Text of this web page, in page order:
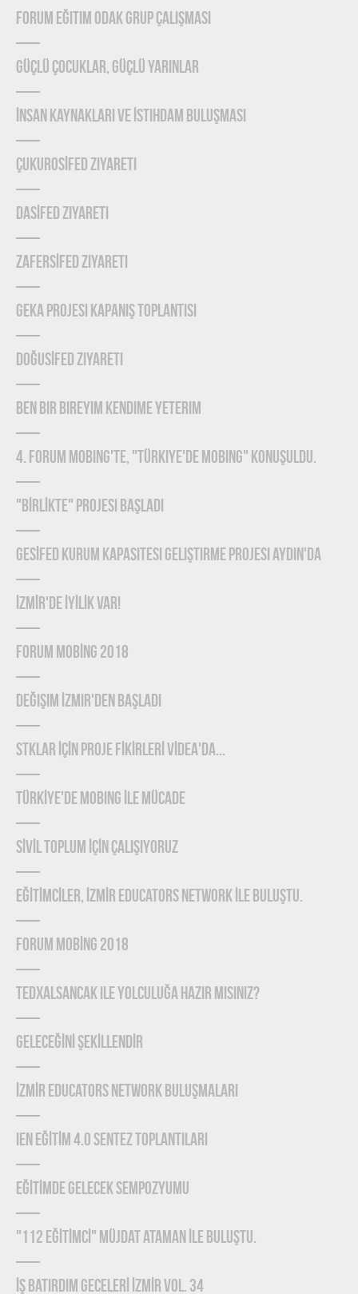
Forum Eğitim Odak Grup Çalışması
Güçlü Çocuklar, Güçlü Yarınlar
İnsan Kaynakları ve İstihdam Buluşması
ÇUKUROSİFED Ziyareti
DASİFED Ziyareti
ZAFERSİFED Ziyareti
GEKA Projesi Kapanış Toplantısı
DOĞUSİFED Ziyareti
Ben Bir Bireyim Kendime Yeterim
4. Forum Mobing'te, "Türkiye'de Mobing" konuşuldu.
"BİRLİKTE" Projesi Başladı
GESİFED Kurum Kapasitesi Geliştirme Projesi Aydın'da
İZMİR'de İYİLİK Var!
FORUM MOBİNG 2018
Değişim İzmir'den Başladı
STKLAR İÇİN PROJE FİKİRLERİ VİDEA'DA...
TÜRKİYE'DE MOBING İLE MÜCADE
SİVİL TOPLUM İÇİN ÇALIŞIYORUZ
EĞİTİMCİLER, İZMİR EDUCATORS NETWORK İLE BULUŞTU.
FORUM MOBİNG 2018
TEDxAlsancak ile Yolculuğa Hazır mısınız?
GELECEĞİNİ ŞEKİLLENDİR
İZMİR EDUCATORS NETWORK BULUŞMALARI
IEN EĞİTİM 4.0 SENTEZ TOPLANTILARI
EĞİTİMDE GELECEK SEMPOZYUMU
"112 EĞİTİMCİ" MÜJDAT ATAMAN İLE BULUŞTU.
İŞ BATIRDIM GECELERİ İZMİR VOL. 34